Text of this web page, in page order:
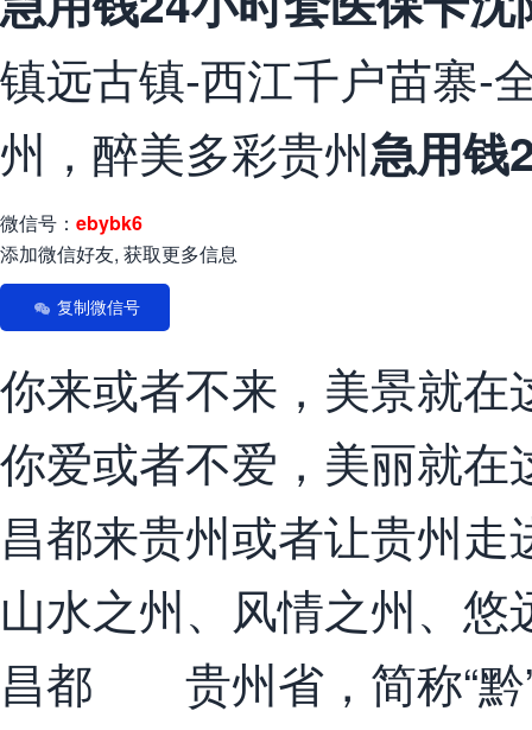
镇远古镇-西江千户苗寨-
州，醉美多彩贵州急用钱
微信号： ebybk6
添加微信好友, 获取更多信息
复制微信号
你来或者不来，美景就在
你爱或者不爱，美丽就在
昌都来贵州或者让贵州走
山水之州、风情之州、
昌都 贵州省，简称“黔”